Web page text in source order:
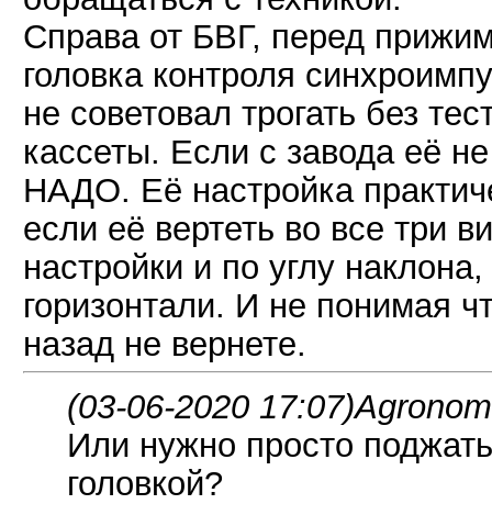
Справа от БВГ, перед
головка контроля
не советовал трогать без
кассеты. Если с завода её
НАДО. Её настройка
если её вертеть во все три
настройки и по углу
горизонтали. И не понимая
назад не вернете.
(03-06-2020 17:07)
Или нужно просто
головкой?